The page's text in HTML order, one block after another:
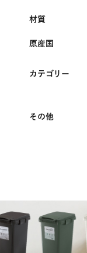
材質
原産国
カテゴリー
その他